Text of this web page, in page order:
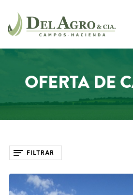
OFERTA DE
FILTRAR